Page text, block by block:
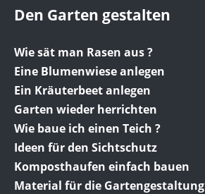
Den Garten gestalten
Wie sät man Rasen aus ?
Eine Blumenwiese anlegen
Ein Kräuterbeet anlegen
Garten wieder herrichten
Wie baue ich einen Teich ?
Ideen für den Sichtschutz
Komposthaufen einfach bauen
Material für die Gartengestaltung